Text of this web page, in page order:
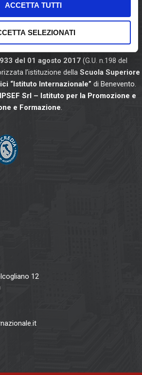
ACCETTA TUTTI
SELEZIONATI
del 01 agosto 2017 (G.U. n.198 del
l’istituzione della Scuola Superiore
“Istituto Internazionale” di Benevento.
IPSEF Srl – Istituto per la Promozione e
e Formazione.
12